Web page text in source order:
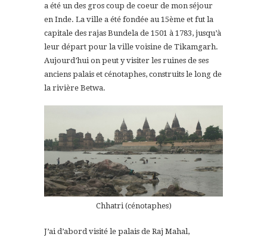
a été un des gros coup de coeur de mon séjour
en Inde. La ville a été fondée au 15ème et fut la
capitale des rajas Bundela de 1501 à 1783, jusqu’à
leur départ pour la ville voisine de Tikamgarh.
Aujourd’hui on peut y visiter les ruines de ses
anciens palais et cénotaphes, construits le long de
la rivière Betwa.
Chhatri (cénotaphes)
J’ai d’abord visité le palais de Raj Mahal,